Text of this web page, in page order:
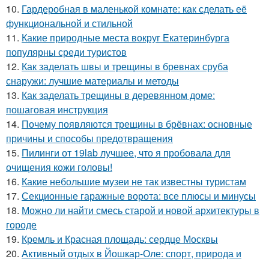
10. Гардеробная в маленькой комнате: как сделать её
функциональной и стильной
11. Какие природные места вокруг Екатеринбурга
популярны среди туристов
12. Как заделать швы и трещины в бревнах сруба
снаружи: лучшие материалы и методы
13. Как заделать трещины в деревянном доме:
пошаговая инструкция
14. Почему появляются трещины в брёвнах: основные
причины и способы предотвращения
15. Пилинги от 19lab лучшее, что я пробовала для
очищения кожи головы!
16. Какие небольшие музеи не так известны туристам
17. Секционные гаражные ворота: все плюсы и минусы
18. Можно ли найти смесь старой и новой архитектуры в
городе
19. Кремль и Красная площадь: сердце Москвы
20. Активный отдых в Йошкар-Оле: спорт, природа и